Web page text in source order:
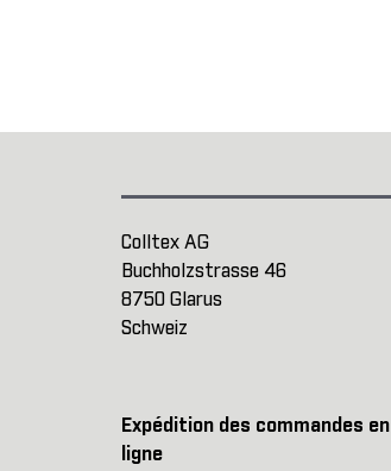
Colltex AG
Buchholzstrasse 46
8750 Glarus
Schweiz
Expédition des commandes en
ligne